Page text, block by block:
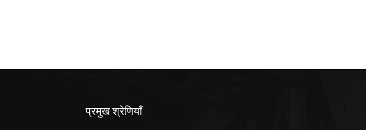
प्रमुख श्रेणियाँ